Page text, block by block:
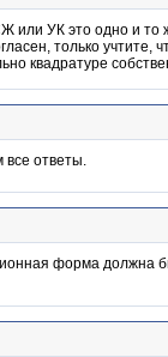
или УК это одно и то
только учтите,
квадратуре
ответы.
форма должна